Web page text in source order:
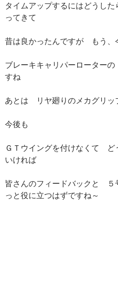
タイムアップするにはどうし
ってきて
昔は良かったんですが もう、
ブレーキキャリパーロータ
すね
あとは リヤ廻りのメカグリッ
今後も
ＧＴウイングを付けなくて ど
いければ
皆さんのフィードバックと
っと役に立つはずですね～